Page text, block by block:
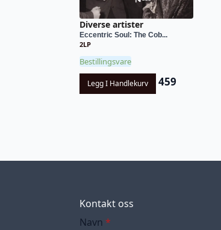
Diverse artister
Eccentric Soul: The Cob...
2LP
Bestillingsvare
Legg I Handlekurv 459
Kontakt oss
Navn *